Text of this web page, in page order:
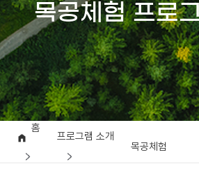
목공체험 프로
홈
프로그램 소개
목공체험